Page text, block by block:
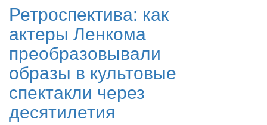
Ретроспектива: как
актеры Ленкома
преобразовывали
образы в культовые
спектакли через
десятилетия